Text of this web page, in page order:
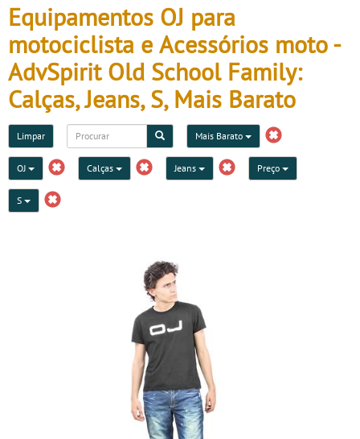
Equipamentos OJ para
motociclista e Acessórios moto -
AdvSpirit Old School Family:
Calças, Jeans, S, Mais Barato
Limpar Mais Barato
OJ Calças Jeans Preço
S